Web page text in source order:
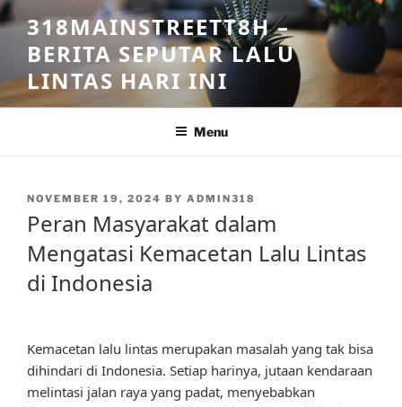
Skip
to
content
318MAINSTREETT8H –
BERITA SEPUTAR LALU
LINTAS HARI INI
Menu
POSTED
NOVEMBER 19, 2024 BY ADMIN318
Peran Masyarakat dalam
Mengatasi Kemacetan Lalu Lintas
di Indonesia
Kemacetan lalu lintas merupakan masalah yang tak bisa
dihindari di Indonesia. Setiap harinya, jutaan kendaraan
melintasi jalan raya yang padat, menyebabkan